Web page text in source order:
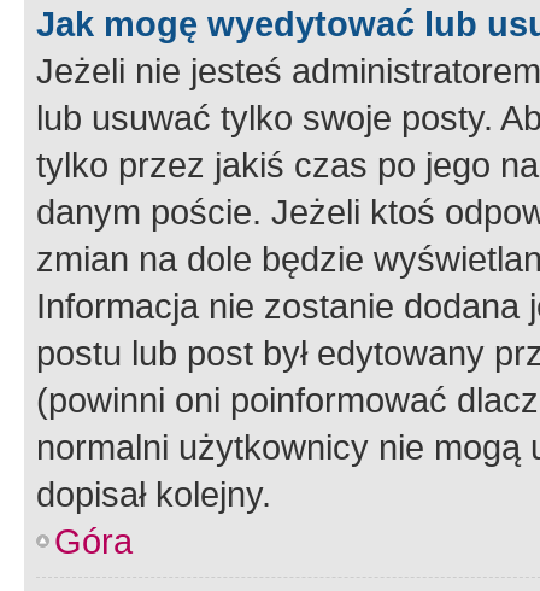
Jak mogę wyedytować lub
Jeżeli nie jesteś
lub usuwać tylko swoje posty.
tylko przez jakiś czas po jego
danym poście. Jeżeli ktoś
zmian na dole będzie
Informacja nie zostanie dodana
postu lub post był edytowany
(powinni oni poinformować
normalni użytkownicy nie
dopisał kolejny.
Góra